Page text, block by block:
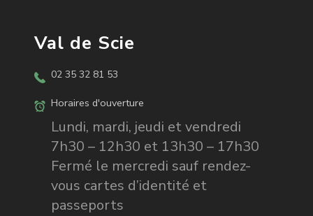
Val de Scie
02 35 32 81 53
Horaires d'ouverture
Lundi, mardi, jeudi et vendredi
7h30 – 12h30 et 13h30 – 17h30
Fermé le mercredi sauf rendez-
vous cartes d’identité et
passeports